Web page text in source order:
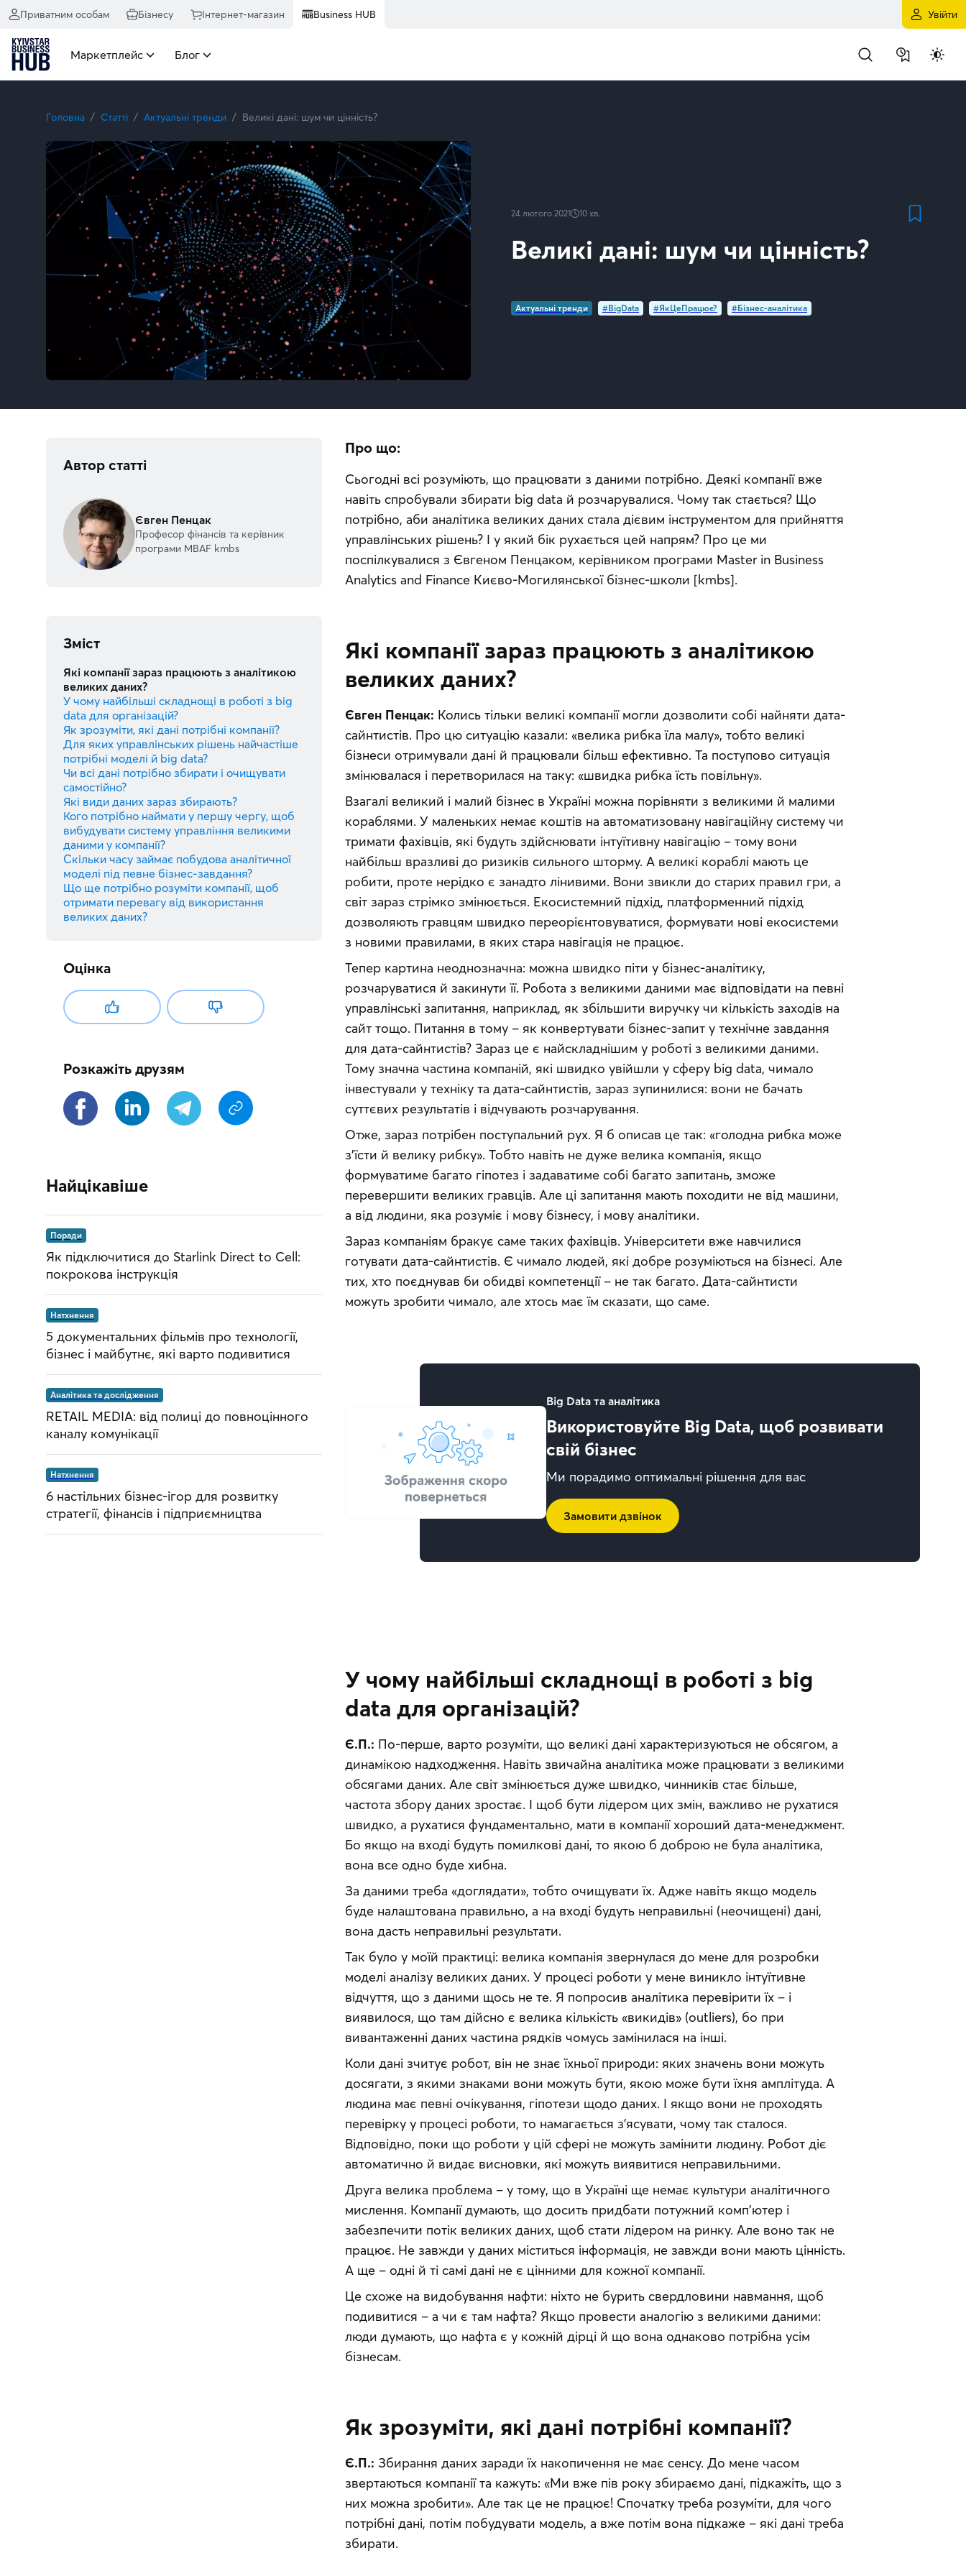
Приватним особам Бізнесу Інтернет-магазин Business HUB Увійти
Маркетплейс Блог
Головна Статті Актуальні тренди Великі дані: шум чи цінність?
24 лютого 2021 10 хв.
Великі дані: шум чи цінність?
Актуальні тренди #BigData #ЯкЦеПрацює? #Бізнес-аналітика
Про що:
Сьогодні всі розуміють, що працювати з даними потрібно. Деякі компанії вже
навіть спробували збирати big data й розчарувалися. Чому так стається? Що
потрібно, аби аналітика великих даних стала дієвим інструментом для прийняття
управлінських рішень? І у який бік рухається цей напрям? Про це ми
поспілкувалися з Євгеном Пенцаком, керівником програми Master in Business
Analytics and Finance Києво-Могилянської бізнес-школи [kmbs].
Які компанії зараз працюють з аналітикою
великих даних?
Євген Пенцак: Колись тільки великі компанії могли дозволити собі найняти дата-
сайнтистів. Про цю ситуацію казали: «велика рибка їла малу», тобто великі
бізнеси отримували дані й працювали більш ефективно. Та поступово ситуація
змінювалася і перетворилася на таку: «швидка рибка їсть повільну».
Взагалі великий і малий бізнес в Україні можна порівняти з великими й малими
кораблями. У маленьких немає коштів на автоматизовану навігаційну систему чи
тримати фахівців, які будуть здійснювати інтуїтивну навігацію – тому вони
найбільш вразливі до ризиків сильного шторму. А великі кораблі мають це
робити, проте нерідко є занадто лінивими. Вони звикли до старих правил гри, а
світ зараз стрімко змінюється. Екосистемний підхід, платформенний підхід
дозволяють гравцям швидко переорієнтовуватися, формувати нові екосистеми
з новими правилами, в яких стара навігація не працює.
Тепер картина неоднозначна: можна швидко піти у бізнес-аналітику,
розчаруватися й закинути її. Робота з великими даними має відповідати на певні
управлінські запитання, наприклад, як збільшити виручку чи кількість заходів на
сайт тощо. Питання в тому – як конвертувати бізнес-запит у технічне завдання
для дата-сайнтистів? Зараз це є найскладнішим у роботі з великими даними.
Тому значна частина компаній, які швидко увійшли у сферу big data, чимало
інвестували у техніку та дата-сайнтистів, зараз зупинилися: вони не бачать
суттєвих результатів і відчувають розчарування.
Отже, зараз потрібен поступальний рух. Я б описав це так: «голодна рибка може
з’їсти й велику рибку». Тобто навіть не дуже велика компанія, якщо
формуватиме багато гіпотез і задаватиме собі багато запитань, зможе
перевершити великих гравців. Але ці запитання мають походити не від машини,
а від людини, яка розуміє і мову бізнесу, і мову аналітики.
Зараз компаніям бракує саме таких фахівців. Університети вже навчилися
готувати дата-сайнтистів. Є чимало людей, які добре розуміються на бізнесі. Але
тих, хто поєднував би обидві компетенції – не так багато. Дата-сайнтисти
можуть зробити чимало, але хтось має їм сказати, що саме.
Big Data та аналітика
Використовуйте Big Data, щоб розвивати
свій бізнес
Ми порадимо оптимальні рішення для вас
Замовити дзвінок
У чому найбільші складнощі в роботі з big
data для організацій?
Є.П.: По-перше, варто розуміти, що великі дані характеризуються не обсягом, а
динамікою надходження. Навіть звичайна аналітика може працювати з великими
обсягами даних. Але світ змінюється дуже швидко, чинників стає більше,
частота збору даних зростає. І щоб бути лідером цих змін, важливо не рухатися
швидко, а рухатися фундаментально, мати в компанії хороший дата-менеджмент.
Бо якщо на вході будуть помилкові дані, то якою б доброю не була аналітика,
вона все одно буде хибна.
За даними треба «доглядати», тобто очищувати їх. Адже навіть якщо модель
буде налаштована правильно, а на вході будуть неправильні (неочищені) дані,
вона дасть неправильні результати.
Так було у моїй практиці: велика компанія звернулася до мене для розробки
моделі аналізу великих даних. У процесі роботи у мене виникло інтуїтивне
відчуття, що з даними щось не те. Я попросив аналітика перевірити їх – і
виявилося, що там дійсно є велика кількість «викидів» (outliers), бо при
вивантаженні даних частина рядків чомусь замінилася на інші.
Коли дані зчитує робот, він не знає їхньої природи: яких значень вони можуть
досягати, з якими знаками вони можуть бути, якою може бути їхня амплітуда. А
людина має певні очікування, гіпотези щодо даних. І якщо вони не проходять
перевірку у процесі роботи, то намагається з’ясувати, чому так сталося.
Відповідно, поки що роботи у цій сфері не можуть замінити людину. Робот діє
автоматично й видає висновки, які можуть виявитися неправильними.
Друга велика проблема – у тому, що в Україні ще немає культури аналітичного
мислення. Компанії думають, що досить придбати потужний комп’ютер і
забезпечити потік великих даних, щоб стати лідером на ринку. Але воно так не
працює. Не завжди у даних міститься інформація, не завжди вони мають цінність.
А ще – одні й ті самі дані не є цінними для кожної компанії.
Це схоже на видобування нафти: ніхто не бурить свердловини навмання, щоб
подивитися – а чи є там нафта? Якщо провести аналогію з великими даними:
люди думають, що нафта є у кожній дірці й що вона однаково потрібна усім
бізнесам.
Як зрозуміти, які дані потрібні компанії?
Є.П.: Збирання даних заради їх накопичення не має сенсу. До мене часом
звертаються компанії та кажуть: «Ми вже пів року збираємо дані, підкажіть, що з
них можна зробити». Але так це не працює! Спочатку треба розуміти, для чого
потрібні дані, потім побудувати модель, а вже потім вона підкаже – які дані треба
збирати.
Автор статті
Євген Пенцак
Професор фінансів та керівник
програми MBAF kmbs
Зміст
Які компанії зараз працюють з аналітикою
великих даних?
У чому найбільші складнощі в роботі з big
data для організацій?
Як зрозуміти, які дані потрібні компанії?
Для яких управлінських рішень найчастіше
потрібні моделі й big data?
Чи всі дані потрібно збирати і очищувати
самостійно?
Які види даних зараз збирають?
Кого потрібно наймати у першу чергу, щоб
вибудувати систему управління великими
даними у компанії?
Скільки часу займає побудова аналітичної
моделі під певне бізнес-завдання?
Що ще потрібно розуміти компанії, щоб
отримати перевагу від використання
великих даних?
Оцінка
Розкажіть друзям
Найцікавіше
Поради
Як підключитися до Starlink Direct to Cell:
покрокова інструкція
Натхнення
5 документальних фільмів про технології,
бізнес і майбутнє, які варто подивитися
Аналітика та дослідження
RETAIL MEDIA: від полиці до повноцінного
каналу комунікації
Натхнення
6 настільних бізнес-ігор для розвитку
стратегії, фінансів і підприємництва